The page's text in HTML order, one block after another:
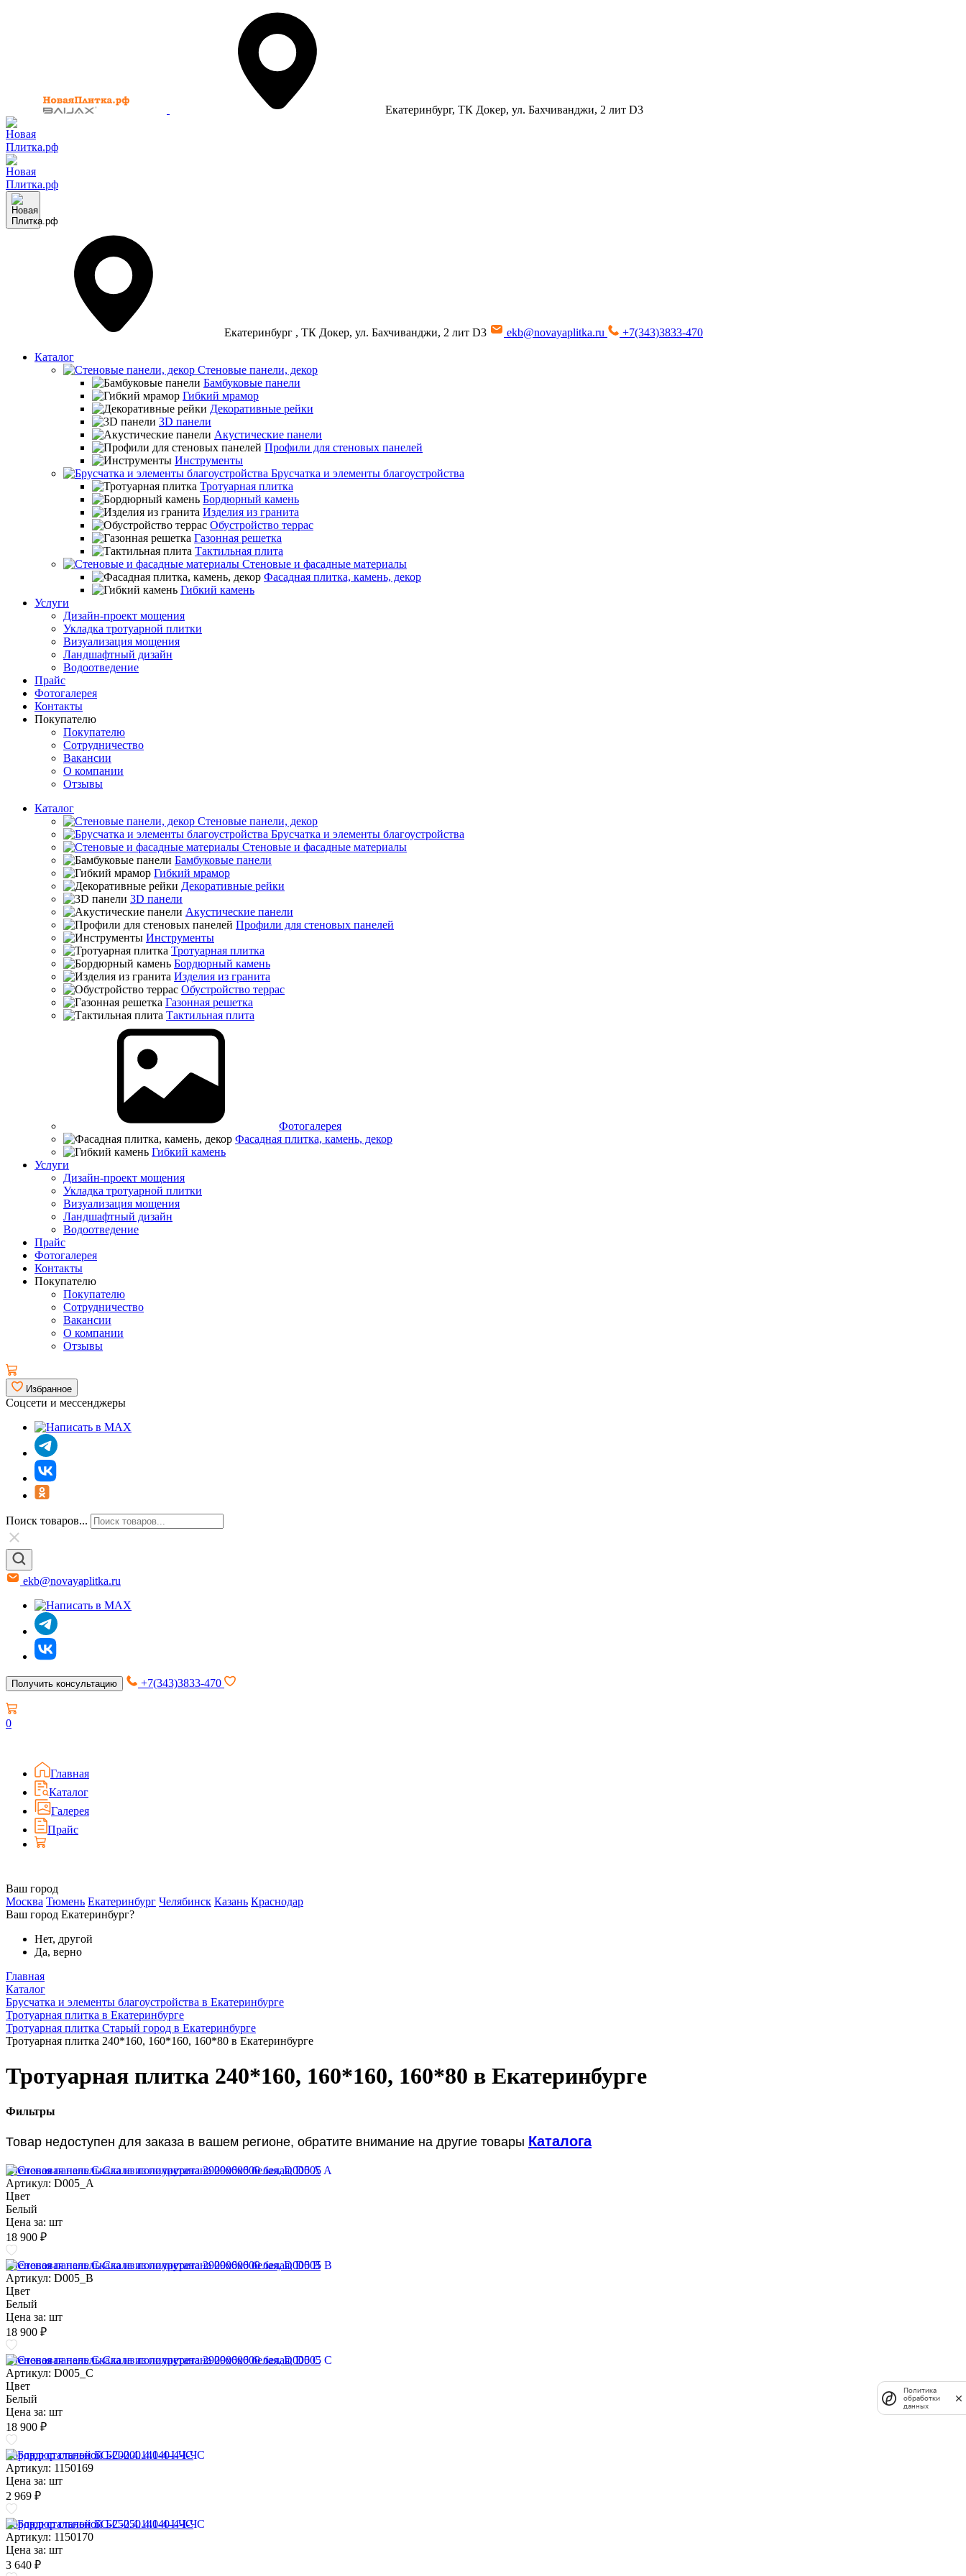
Екатеринбург, ТК Докер, ул. Бахчиванджи, 2 лит D3
Екатеринбург , ТК Докер, ул. Бахчиванджи, 2 лит D3 ekb@novayaplitka.ru
+7(343)3833-470
Каталог
Стеновые панели, декор
Бамбуковые панели
Гибкий мрамор
Декоративные рейки
3D панели
Акустические панели
Профили для стеновых панелей
Инструменты
Брусчатка и элементы благоустройства
Тротуарная плитка
Бордюрный камень
Изделия из гранита
Обустройство террас
Газонная решетка
Тактильная плита
Стеновые и фасадные материалы
Фасадная плитка, камень, декор
Гибкий камень
Услуги
Дизайн-проект мощения
Укладка тротуарной плитки
Визуализация мощения
Ландшафтный дизайн
Водоотведение
Прайс
Фотогалерея
Контакты
Покупателю
Покупателю
Сотрудничество
Вакансии
О компании
Отзывы
Каталог
Стеновые панели, декор
Брусчатка и элементы благоустройства
Стеновые и фасадные материалы
Бамбуковые панели
Гибкий мрамор
Декоративные рейки
3D панели
Акустические панели
Профили для стеновых панелей
Инструменты
Тротуарная плитка
Бордюрный камень
Изделия из гранита
Обустройство террас
Газонная решетка
Тактильная плита
Фотогалерея
Фасадная плитка, камень, декор
Гибкий камень
Услуги
Дизайн-проект мощения
Укладка тротуарной плитки
Визуализация мощения
Ландшафтный дизайн
Водоотведение
Прайс
Фотогалерея
Контакты
Покупателю
Покупателю
Сотрудничество
Вакансии
О компании
Отзывы
Избранное
Соцсети и мессенджеры
Поиск товаров...
ekb@novayaplitka.ru
Получить консультацию +7(343)3833-470
0
Главная
Каталог
Галерея
Прайс
Ваш город
Москва Тюмень Екатеринбург Челябинск Казань Краснодар
Ваш город Екатеринбург?
Нет, другой
Да, верно
Главная
Каталог
Брусчатка и элементы благоустройства в Екатеринбурге
Тротуарная плитка в Екатеринбурге
Тротуарная плитка Старый город в Екатеринбурге
Тротуарная плитка 240*160, 160*160, 160*80 в Екатеринбурге
Тротуарная плитка 240*160, 160*160, 160*80 в Екатеринбурге
Фильтры
Товар недоступен для заказа в вашем регионе, обратите внимание на другие товары Каталога
Стеновая панель Скала из полиуретана 2900х600 белая, D005 A
Артикул: D005_A
Цвет
Белый
Цена за: шт
18 900 ₽
Стеновая панель Скала из полиуретана 2900х600 белая, D005 B
Артикул: D005_B
Цвет
Белый
Цена за: шт
18 900 ₽
Стеновая панель Скала из полиуретана 2900х600 белая, D005 C
Артикул: D005_C
Цвет
Белый
Цена за: шт
18 900 ₽
Бордюр стальной БС-200.4.140-4-I-ЧС
Артикул: 1150169
Цена за: шт
2 969 ₽
Бордюр стальной БС-250.4.140-4-I-ЧС
Артикул: 1150170
Цена за: шт
3 640 ₽
Политика
обработки
данных